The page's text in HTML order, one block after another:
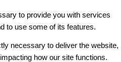
to provide you with services
to use some of its features.
necessary to deliver the website,
how our site functions.